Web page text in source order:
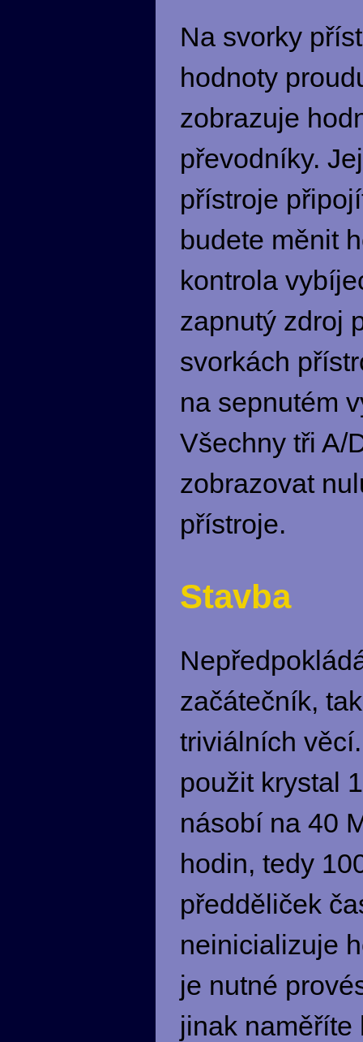
Na svorky
hodnoty
zobrazuje
převodníky.
přístroje
budete měnit
kontrola
zapnutý zdroj
svorkách
na sepnutém
Všechny tři A/
zobrazovat
přístroje.
Stavba
začátečník,
triviálních
použit krystal
násobí na 40
hodin, tedy
předděliček
neinicializuje
je nutné
jinak naměříte